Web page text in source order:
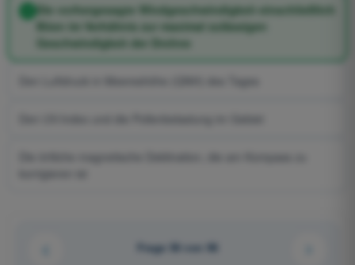
Die vorhergesagte Windgeschwindigkeit einschließlich
Böen im Verhältnis zur maximal zulässigen
Geschwindigkeit der Drohne
Frage 56 von 96